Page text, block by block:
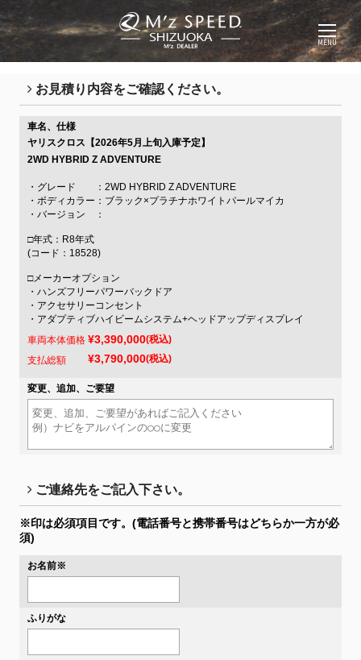
MENU
お見積り内容をご確認ください。
車名、仕様
ヤリスクロス【2026年5月上旬入庫予定】
2WD HYBRID Z ADVENTURE
・グレード ：2WD HYBRID Z ADVENTURE
・ボディカラー：ブラック×プラチナホワイトパールマイカ
・バージョン ：
□年式：R8年式
(コード：18528)
□メーカーオプション
・ハンズフリーパワーバックドア
・アクセサリーコンセント
・アダプティブハイビームシステム+ヘッドアップディスプレイ
車両本体価格 ¥3,390,000(税込)
支払総額 ¥3,790,000(税込)
変更、追加、ご要望
ご連絡先をご記入下さい。
※印は必須項目です。 (電話番号と携帯番号はどちらか一方が必
須)
お名前※
ふりがな